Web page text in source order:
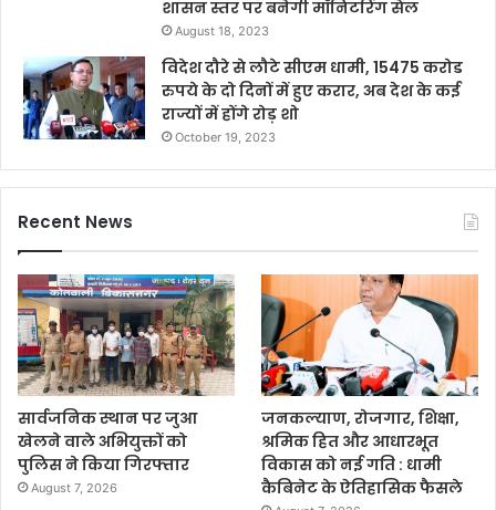
शासन स्तर पर बनेगी मॉनिटरिंग सेल
August 18, 2023
विदेश दौरे से लौटे सीएम धामी, 15475 करोड
रुपये के दो दिनों में हुए करार, अब देश के कई
राज्यों में होंगे रोड़ शो
October 19, 2023
Recent News
सार्वजनिक स्थान पर जुआ
खेलने वाले अभियुक्तों को
पुलिस ने किया गिरफ्तार
August 7, 2026
जनकल्याण, रोजगार, शिक्षा,
श्रमिक हित और आधारभूत
विकास को नई गति : धामी
कैबिनेट के ऐतिहासिक फैसले